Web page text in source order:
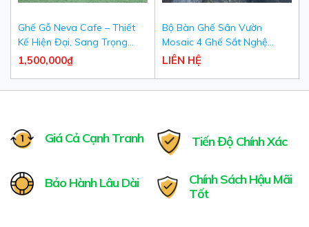
Ghế Gỗ Neva Cafe – Thiết
Kế Hiện Đại, Sang Trọng
Cho Quán Cafe & Nhà Hàng
1,500,000₫
Bộ Bàn Ghế Sân Vườn
Mosaic 4 Ghế Sắt Nghệ
Thuật Khảm Đá Cao Cấp -
LIÊN HỆ
Giá Cả Cạnh Tranh Tiến Độ Chính Xác
Bảo Hành Lâu Dài
Chính Sách Hậu Mãi
Tốt